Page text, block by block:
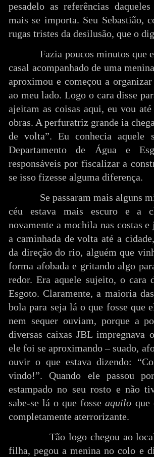
pesadelo as referências
mais se importa. Seu Sebastião,
rugas tristes da desilusão, que o
Fazia poucos minutos que eu
casal acompanhado de uma
aproximou e começou a
ao meu lado. Logo o cara disse
ajeitam as coisas aqui, eu vou
obras. A perfuratriz grande ia
de volta”. Eu conhecia aquele
Departamento de Água e
responsáveis por fiscalizar a
se isso fizesse alguma diferença.
Se passaram mais alguns
céu estava mais escuro e a
novamente a mochila nas costas
a caminhada de volta até a
da direção do rio, alguém que
forma afobada e gritando algo
redor. Era aquele sujeito, o cara
Esgoto. Claramente, a maioria
bola para seja lá o que fosse que
nem sequer ouviam, porque a
diversas caixas JBL impregnava
ele foi se aproximando – suado,
ouvir o que estava dizendo:
vindo!”. Quando ele passou
estampado no seu rosto e não
sabe-se lá o que fosseaquilo que
completamente aterrorizante.
Tão logo chegou ao local
filha, pegou a menina no colo e